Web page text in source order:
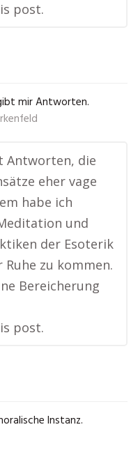
post.
mir Antworten.
Antworten, die
eher vage
habe ich
und
der Esoterik
zu kommen.
Bereicherung
post.
Instanz.